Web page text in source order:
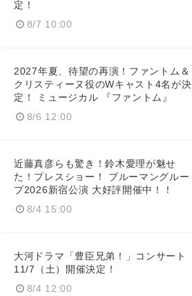
定！
8/7 10:00
2027年夏、待望の再演！ファントム＆
クリスティーヌ役のWキャスト4名が決
定！ ミュージカル 『ファントム』
8/6 12:00
近藤真彦らも驚き！鈴木愛理が魅せ
た！プレスショー！ ブルーマングルー
プ2026新宿公演 大好評開催中！！
8/4 15:00
大河ドラマ「豊臣兄弟！」コンサート
11/7（土）開催決定！
8/4 12:00